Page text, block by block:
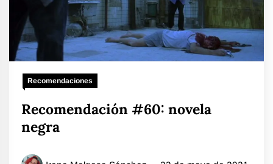
Recomendaciones
Recomendación #60: novela
negra